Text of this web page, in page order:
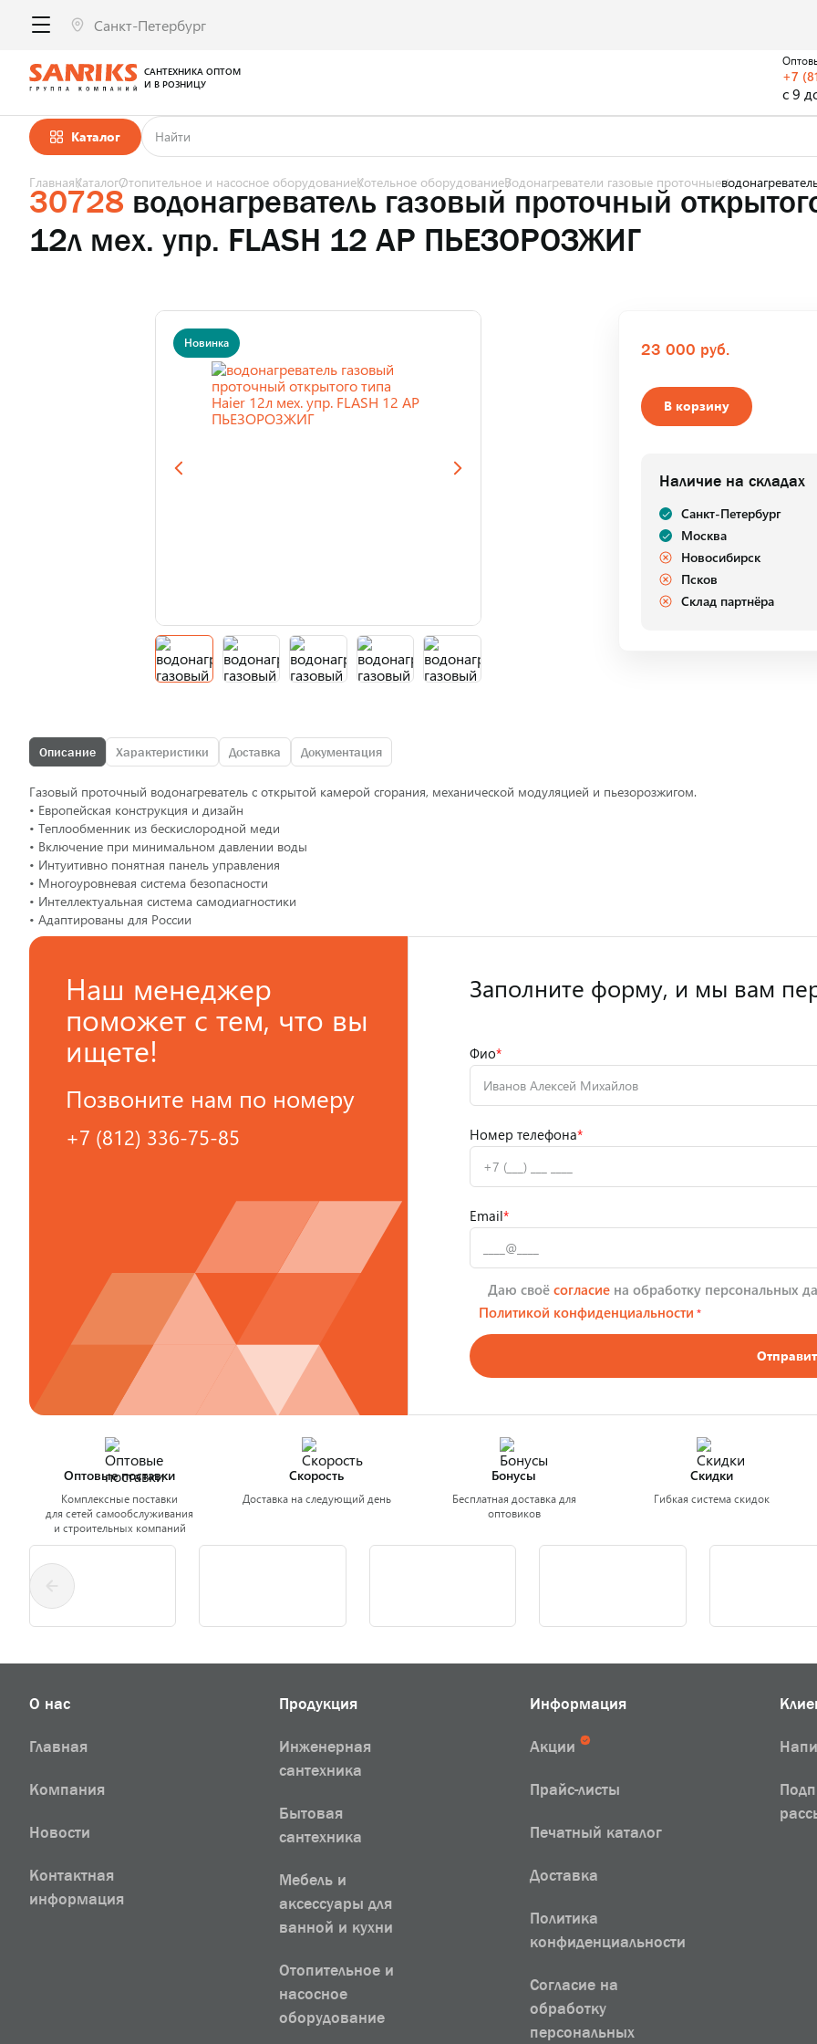
Каталог
САНТЕХНИКА ОПТОМ
И В РОЗНИЦУ
+7
с 9
ГлавнаяКаталогОтопительное и насосное оборудованиеКотельное оборудованиеВодонагреватели газовые проточные
30728 водонагреватель газовый проточный
12л мех. упр. FLASH 12 AP ПЬЕЗОРОЗЖИГ
Новинка
Описание Характеристики Доставка Документация
Газовый проточный водонагреватель с открытой камерой сгорания, механической модуляцией и пьезорозжигом.
• Европейская конструкция и дизайн
• Теплообменник из бескислородной меди
• Включение при минимальном давлении воды
• Интуитивно понятная панель управления
• Многоуровневая система безопасности
• Интеллектуальная система самодиагностики
• Адаптированы для России
23 000 руб.
В корзину
Наличие на складах
Санкт-Петербург
Москва
Новосибирск
Псков
Склад партнёра
Наш менеджер
поможет с тем, что вы
ищете!
Позвоните нам по номеру
+7 (812) 336-75-85
Заполните форму, и мы вам
Фио*
Номер телефона*
Email*
Даю своё согласие на обработку персональных
Политикой конфиденциальности *
Оптовые поставки
Комплексные поставки
для сетей самообслуживания
и строительных компаний
Скорость
Доставка на следующий день
Бонусы
Бесплатная доставка для
оптовиков
Скидки
Гибкая система скидок
О нас
Главная
Компания
Новости
Контактная
информация
Продукция
Инженерная
сантехника
Бытовая
сантехника
Мебель и
аксессуары для
ванной и кухни
Отопительное и
насосное
оборудование
Информация
Акции
Прайс-листы
Печатный каталог
Доставка
Политика
конфиденциальности
Согласие на
обработку
персональных